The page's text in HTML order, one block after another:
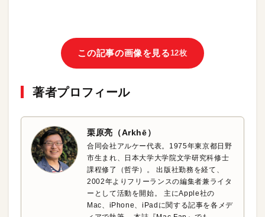
この記事の画像を見る 12枚
著者プロフィール
栗原亮（Arkhē）
合同会社アルケー代表。1975年東京都日野
市生まれ、日本大学大学院文学研究科修士
課程修了（哲学）。 出版社勤務を経て、
2002年よりフリーランスの編集者兼ライタ
ーとして活動を開始。 主にApple社の
Mac、iPhone、iPadに関する記事を各メデ